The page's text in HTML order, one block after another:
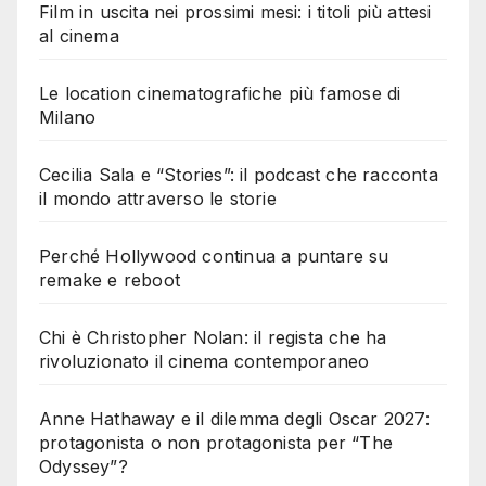
Film in uscita nei prossimi mesi: i titoli più attesi
al cinema
Le location cinematografiche più famose di
Milano
Cecilia Sala e “Stories”: il podcast che racconta
il mondo attraverso le storie
Perché Hollywood continua a puntare su
remake e reboot
Chi è Christopher Nolan: il regista che ha
rivoluzionato il cinema contemporaneo
Anne Hathaway e il dilemma degli Oscar 2027:
protagonista o non protagonista per “The
Odyssey”?